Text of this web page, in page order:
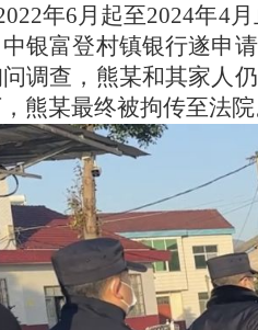
年6月起至2024年4
银富登村镇银行遂申
调查，熊某和其家人
熊某最终被拘传至法院